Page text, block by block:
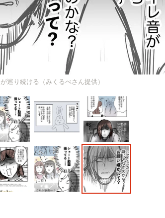
巡り続ける（みくるべさん提供）